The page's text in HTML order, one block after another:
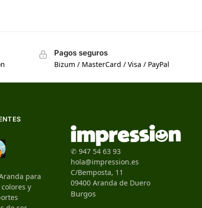
Pagos seguros
Bizum / MasterCard / Visa / PayPal
para
y
✆ 947 54 63 93
hola@impression.es
C/Bemposta, 11
09400 Aranda de Duero
Burgos